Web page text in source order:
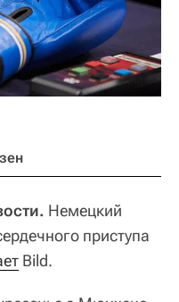
Немецкий
приступа
Bild.